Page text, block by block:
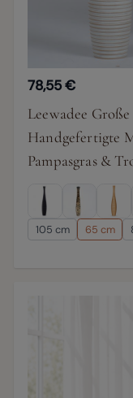
78,55 €
Leewadee
Handgefertigte
Pampasgras &
105 cm 65 cm